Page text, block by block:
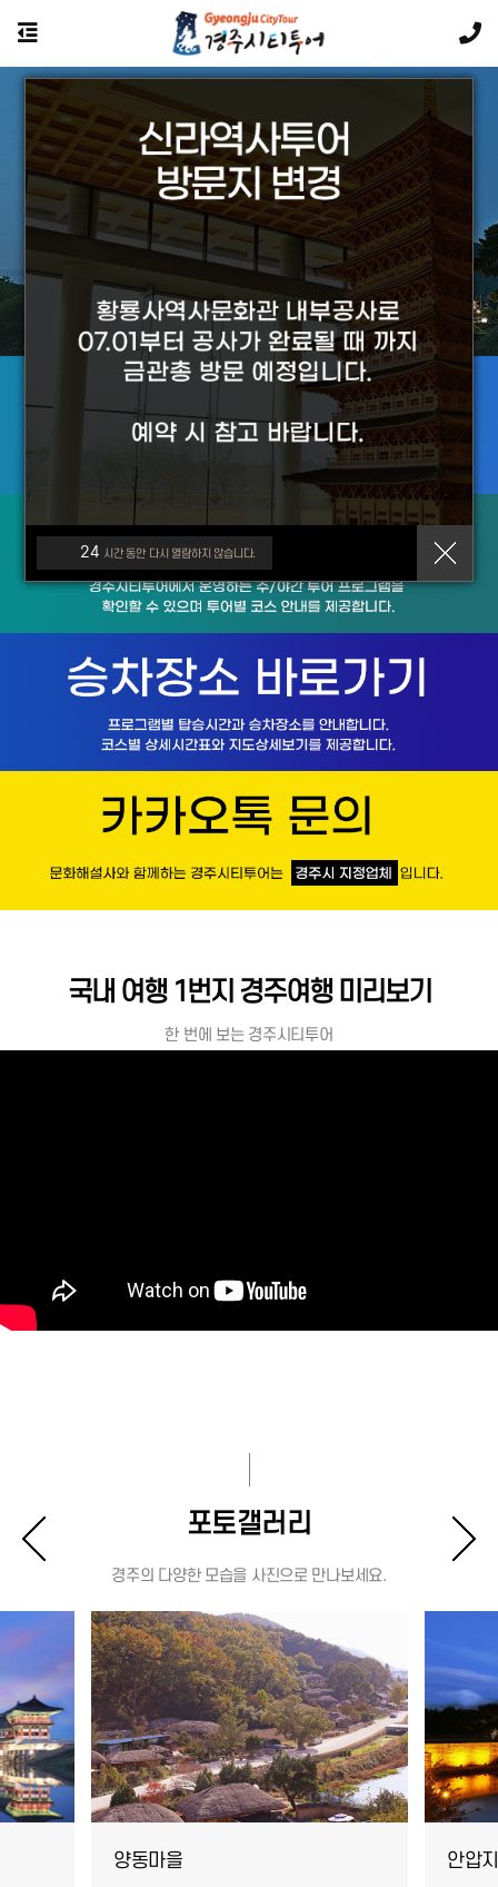
24 시간 동안 다시 열람하지 않습니다.
경주의 야경투어는 황홀합니다.
투어상품에 대해
궁금하신 사항은 카카오톡 문의를 이용하세요
카카오톡 문의
국내 여행 1번지 경주여행 미리보기
한 번에 보는 경주시티투어
포토갤러리
경주의 다양한 모습을 사진으로 만나보세요.
양동마을 안압지